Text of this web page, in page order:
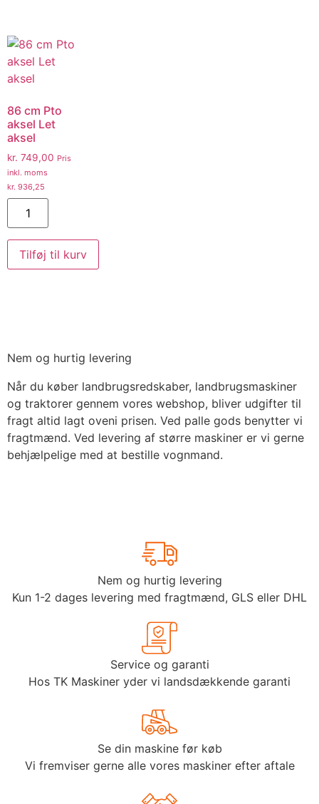
86 cm Pto
aksel Let
aksel
kr. 749,00 Pris
inkl. moms
kr. 936,25
Tilføj til kurv
Nem og hurtig levering
Når du køber landbrugsredskaber, landbrugsmaskiner
og traktorer gennem vores webshop, bliver udgifter til
fragt altid lagt oveni prisen. Ved palle gods benytter vi
fragtmænd. Ved levering af større maskiner er vi gerne
behjælpelige med at bestille vognmand.
Nem og hurtig levering
Kun 1-2 dages levering med fragtmænd, GLS eller DHL
Service og garanti
Hos TK Maskiner yder vi landsdækkende garanti
Se din maskine før køb
Vi fremviser gerne alle vores maskiner efter aftale